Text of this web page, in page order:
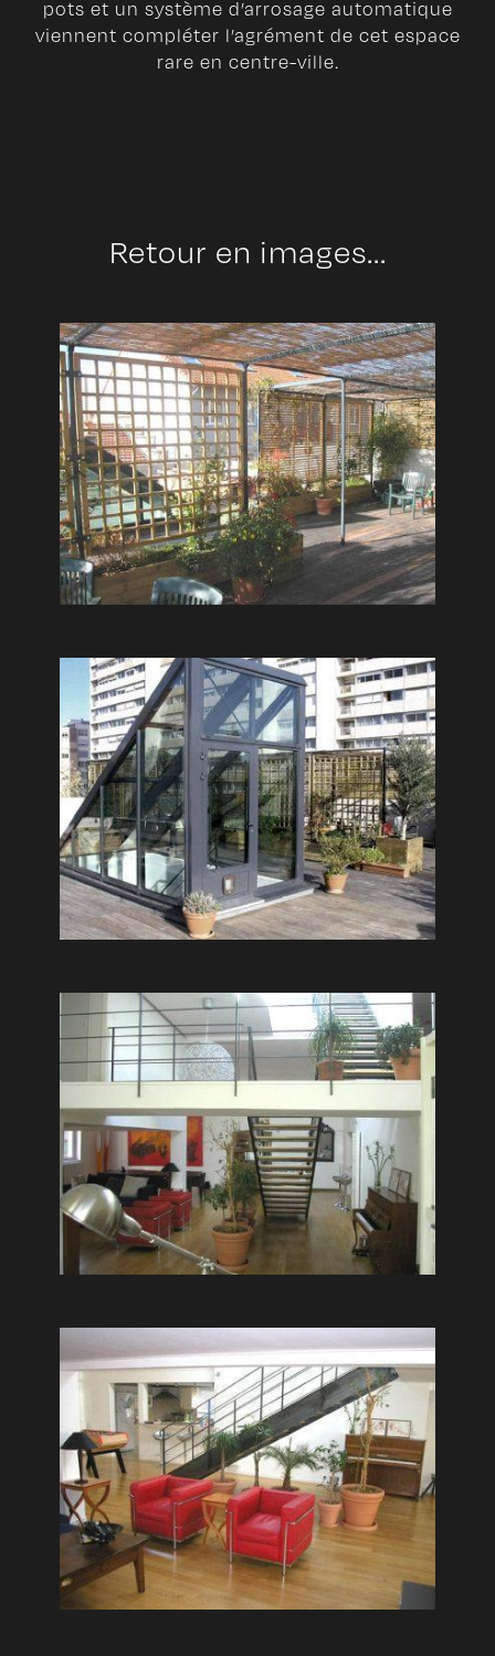
pots et un système d’arrosage automatique
viennent compléter l’agrément de cet espace
rare en centre-ville.
Retour en images...